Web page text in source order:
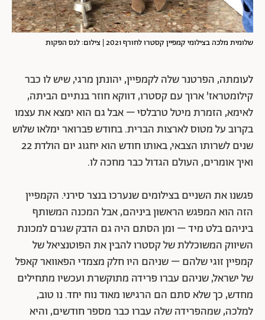
שלומית מלכה בצילומי קמפיין קסטרו לחורף 2021 | צילום: לנס הפקות
לעומתה, הפרטנר שלה לקמפיין, יהונתן מרגי, שיש לו כבר
קילומטראז' ארוך עם קסטרו, דווקא חוזר בנתיים הביתה,
לאימא, הזמרת מיטל טרבלסי – אבל גם הוא ימצא את עצמו
בקרוב על מטוס לארצות הברית. בחודש פברואר ימלאו שלוש
שנים לשרותו הצבאי, באותו חודש הוא יחגוג יום הולדת 22
ואיך אומרים, העולם הגדול כבר מחכה לו.
פגשנו את השניים בצילומים שנערכו בנצר סירני. הקמפיין
הזה הוא המפגש הראשון ביניהם, אבל המכנה המשותף
ביניהם בלט מיד – ומן הסתם היה גם הדבק שגרם למכונת
השיווק המשוכללת של קסטרו להבין את הפוטנציאל של
קמפיין זוגי שלהם – שניהם היו חלק מצמדי הפאוואר קאפל
של ישראל, שניהם עברו פרידה מתוקשרת ועכשיו מתחילים
מחדש, כך שלא סתם הם הרגישו מאוד נוח יחד. נו טוב,
למלכה, שמהפרידה שלה עברו כבר מספר חודשים, והיא